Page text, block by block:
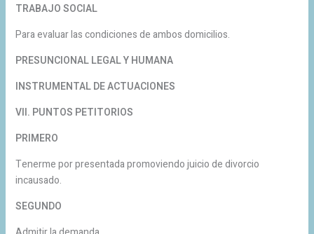
TRABAJO SOCIAL
Para evaluar las condiciones de ambos domicilios.
PRESUNCIONAL LEGAL Y HUMANA
INSTRUMENTAL DE ACTUACIONES
VII. PUNTOS PETITORIOS
PRIMERO
Tenerme por presentada promoviendo juicio de divorcio
incausado.
SEGUNDO